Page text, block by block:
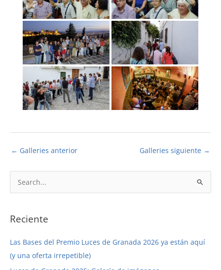
← Galleries anterior Galleries siguiente →
c
r
p
Reciente
Las Bases del Premio Luces de Granada 2026 ya están aquí
(y una oferta irrepetible)